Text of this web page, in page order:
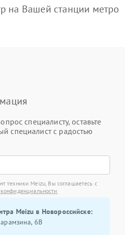
на Вашей станции метро
специалисту, оставьте
специалист с радостью
техники Meizu, Вы соглашаетесь с
Meizu в Новороссийске:
6В